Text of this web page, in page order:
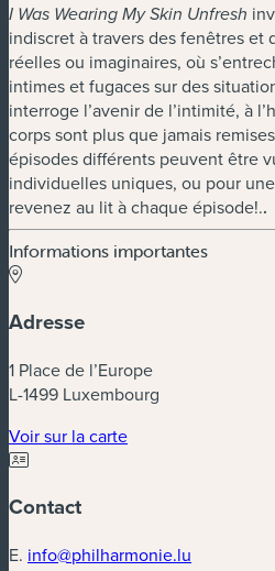
I Was Wearing My Skin Unfresh
indiscret à travers des fenêtres et
réelles ou imaginaires, où
intimes et fugaces sur des
interroge l’avenir de l’intimité, à
corps sont plus que jamais
épisodes différents peuvent être
individuelles uniques, ou pour
revenez au lit à chaque épisode!..
Informations importantes
Adresse
1 Place de l’Europe
L-1499 Luxembourg
Voir sur la carte(nouvelle fenêtre)
Contact
E. info@philharmonie.lu